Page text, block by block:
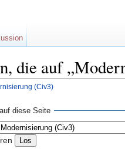
die auf
(Civ3)
diese Seite